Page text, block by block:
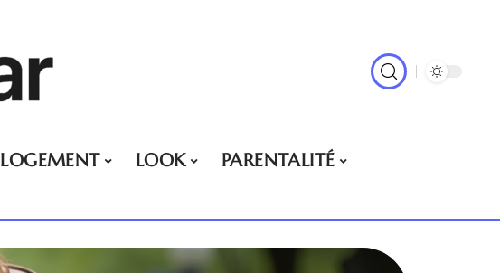
LOGEMENT LOOK
PARENTALITÉ